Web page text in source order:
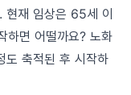
현재 임상은 65세 이
하면 어떨까요? 노화
도 축적된 후 시작하